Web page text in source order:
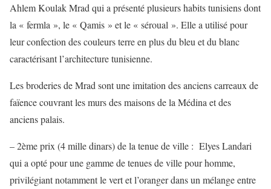
Ahlem Koulak Mrad qui a présenté plusieurs habits tunisiens dont
la « fermla », le « Qamis » et le « séroual ». Elle a utilisé pour
leur confection des couleurs terre en plus du bleu et du blanc
caractérisant l’architecture tunisienne.
Les broderies de Mrad sont une imitation des anciens carreaux de
faïence couvrant les murs des maisons de la Médina et des
anciens palais.
– 2ème prix (4 mille dinars) de la tenue de ville : Elyes Landari
qui a opté pour une gamme de tenues de ville pour homme,
privilégiant notamment le vert et l’oranger dans un mélange entre